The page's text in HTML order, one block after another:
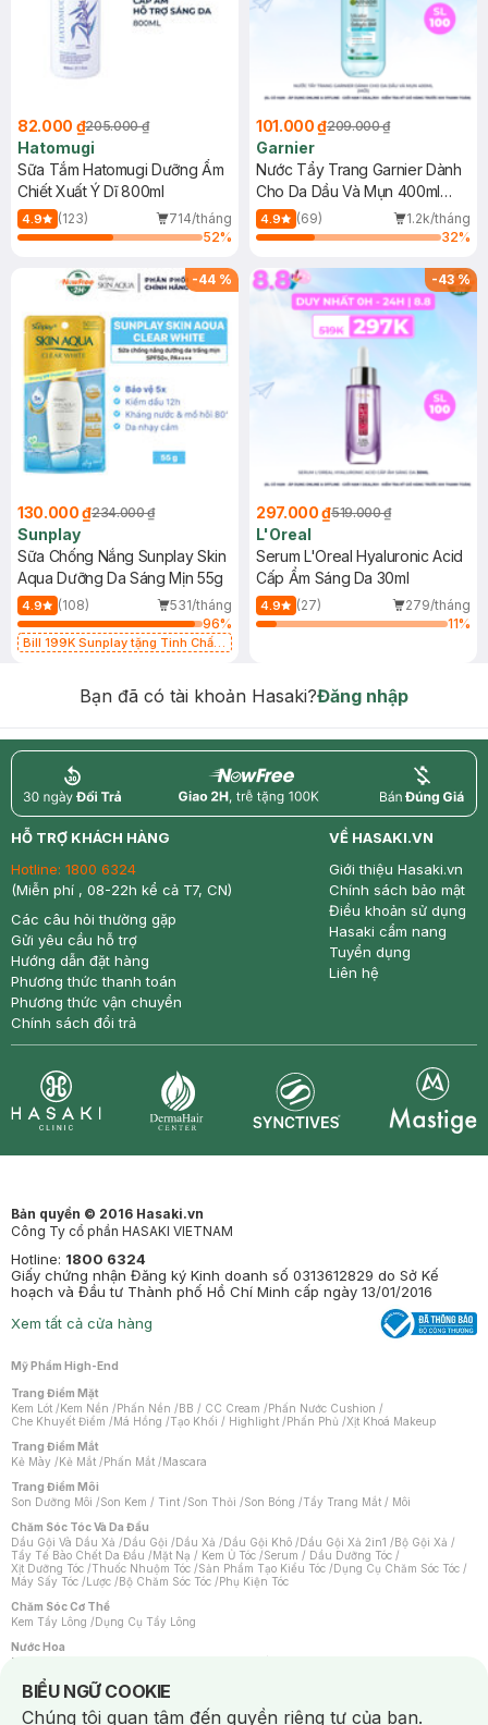
82.000 ₫205.000 ₫
Hatomugi
Sữa Tắm Hatomugi Dưỡng Ẩm
Chiết Xuất Ý Dĩ 800ml
4.9 (123)
714/tháng
52%
101.000 ₫209.000 ₫
Garnier
Nước Tẩy Trang Garnier Dành
Cho Da Dầu Và Mụn 400ml
(Mới)
4.9 (69)
1.2k/tháng
32%
-44 %
130.000 ₫234.000 ₫
Sunplay
Sữa Chống Nắng Sunplay Skin
Aqua Dưỡng Da Sáng Mịn 55g
4.9 (108)
531/tháng
96%
Bill 199K Sunplay tặng Tinh Chất
-43%
297.000 ₫519.000 ₫
L'Oreal
Serum L'Oreal Hyaluronic Acid
Cấp Ẩm Sáng Da 30ml
4.9 (27)
279/tháng
11%
Bạn đã có tài khoản Hasaki?Đăng nhập
return nowfree price
HỖ TRỢ KHÁCH HÀNG
Hotline: 1800 6324
(Miễn phí , 08-22h kể cả T7, CN)
Các câu hỏi thường gặp
Gửi yêu cầu hỗ trợ
Hướng dẫn đặt hàng
Phương thức thanh toán
Phương thức vận chuyển
Chính sách đổi trả
VỀ HASAKI.VN
Giới thiệu Hasaki.vn
Chính sách bảo mật
Điều khoản sử dụng
Hasaki cẩm nang
Tuyển dụng
Liên hệ
Bản quyền © 2016 Hasaki.vn
Công Ty cổ phần HASAKI VIETNAM
Hotline: 1800 6324
Giấy chứng nhận Đăng ký Kinh doanh số 0313612829 do Sở Kế
hoạch và Đầu tư Thành phố Hồ Chí Minh cấp ngày 13/01/2016
Xem tất cả cửa hàng
Mỹ Phẩm High-End
Trang Điểm Mặt
Kem Lót /Kem Nền /Phấn Nền /BB / CC Cream /Phấn Nước Cushion /
Che Khuyết Điểm /Má Hồng /Tạo Khối / Highlight /Phấn Phủ /Xịt Khoá Makeup
Trang Điểm Mắt
Kẻ Mày /Kẻ Mắt /Phấn Mắt /Mascara
Trang Điểm Môi
Son Dưỡng Môi /Son Kem / Tint /Son Thỏi /Son Bóng /Tẩy Trang Mắt / Môi
Chăm Sóc Tóc Và Da Đầu
Dầu Gội Và Dầu Xả /Dầu Gội /Dầu Xả /Dầu Gội Khô /Dầu Gội Xả 2in1 /Bộ Gội Xả /
Tẩy Tế Bào Chết Da Đầu /Mặt Nạ / Kem Ủ Tóc /Serum / Dầu Dưỡng Tóc /
Xịt Dưỡng Tóc /Thuốc Nhuộm Tóc /Sản Phẩm Tạo Kiểu Tóc /Dụng Cụ Chăm Sóc Tóc /
Máy Sấy Tóc /Lược /Bộ Chăm Sóc Tóc /Phụ Kiện Tóc
Chăm Sóc Cơ Thể
Kem Tẩy Lông /Dụng Cụ Tẩy Lông
Nước Hoa
Nước Hoa Nữ
Chăm Sóc Cá Nhân
Chống Muỗi /Khẩu Trang /Máy Massage/Mặt Nạ Xông Hơi /Nước Rửa Tay/
BIỂU NGỮ COOKIE
Notice about cookies usage
Chúng tôi quan tâm đến quyền riêng tư của bạn.